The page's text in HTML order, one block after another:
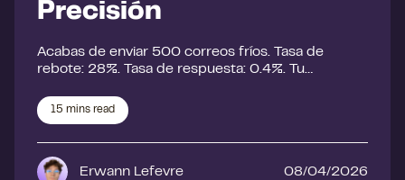
Precisión
Acabas de enviar 500 correos fríos. Tasa de
rebote: 28%. Tasa de respuesta: 0.4%. Tu…
15 mins read
Erwann Lefevre 08/04/2026